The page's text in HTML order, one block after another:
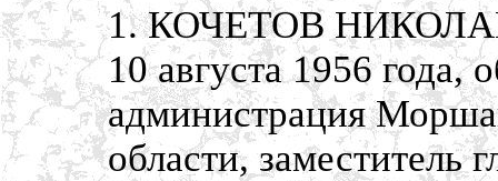
1. КОЧЕТОВ
10 августа 1956 года,
администрация
области, заместитель